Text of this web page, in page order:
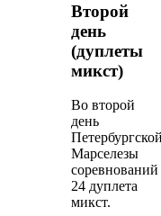
Второй
день
(дуплеты
микст)
Во второй
день
Марселезы
соревнований
24 дуплета
микст.